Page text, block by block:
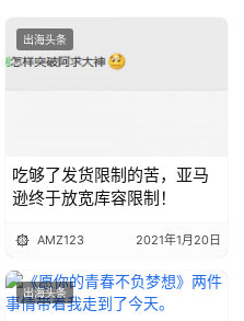
出海头条
吃够了发货限制的苦，亚马
逊终于放宽库容限制！
AMZ123 2021年1月20日
出海头条